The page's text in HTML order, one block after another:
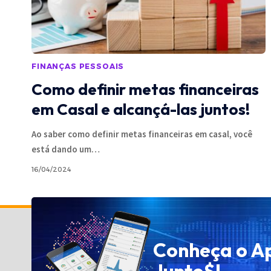
FINANÇAS PESSOAIS
Como definir metas financeiras
em Casal e alcançá-las juntos!
Ao saber como definir metas financeiras em casal, você
está dando um…
16/04/2024
Política de Privacidade
Conheça o